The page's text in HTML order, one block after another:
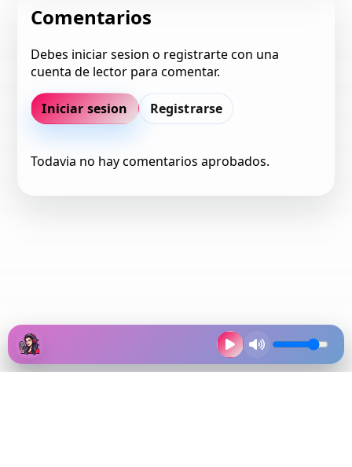
Comentarios
Debes iniciar sesion o registrarte con una
cuenta de lector para comentar.
Iniciar sesion Registrarse
Todavia no hay comentarios aprobados.